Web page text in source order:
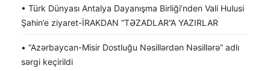
• Türk Dünyası Antalya Dayanışma Birliği’nden Vali Hulusi
Şahin’e ziyaret-İRAKDAN “TƏZADLAR”A YAZIRLAR
• “Azərbaycan-Misir Dostluğu Nəsillərdən Nəsillərə” adlı
sərgi keçirildi